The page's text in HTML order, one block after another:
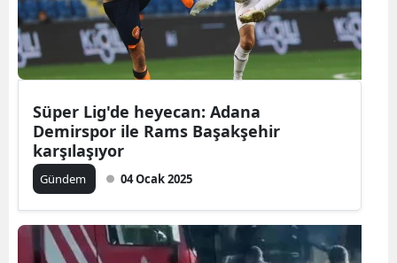
Süper Lig'de heyecan: Adana
Demirspor ile Rams Başakşehir
karşılaşıyor
Gündem 04 Ocak 2025